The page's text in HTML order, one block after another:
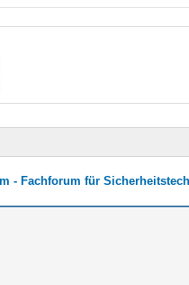
- Fachforum für